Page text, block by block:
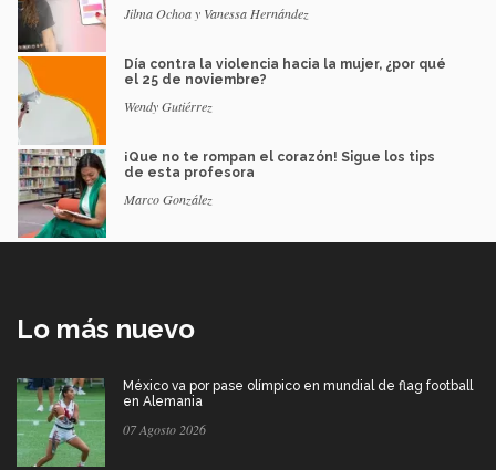
Jilma Ochoa y Vanessa Hernández
Día contra la violencia hacia la mujer, ¿por qué
el 25 de noviembre?
Wendy Gutiérrez
¡Que no te rompan el corazón! Sigue los tips
de esta profesora
Marco González
Lo más nuevo
México va por pase olímpico en mundial de flag football
en Alemania
07 Agosto 2026